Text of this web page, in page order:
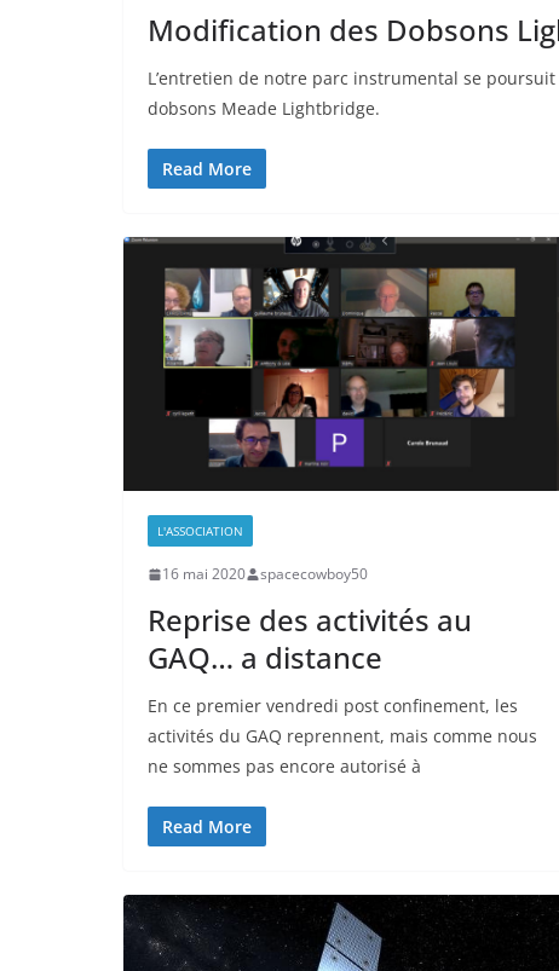
Modification des Dobsons
L’entretien de notre parc instrumental se
dobsons Meade Lightbridge.
Read More
L'ASSOCIATION
16 mai 2020 spacecowboy50
Reprise des activités au
GAQ… a distance
En ce premier vendredi post confinement, les
activités du GAQ reprennent, mais comme nous
ne sommes pas encore autorisé à
Read More